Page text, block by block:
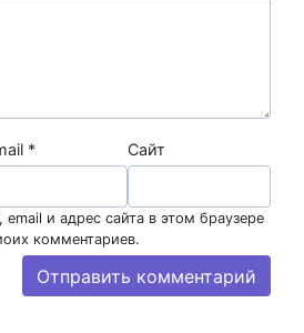
* Сайт
и адрес сайта в этом браузере
комментариев.